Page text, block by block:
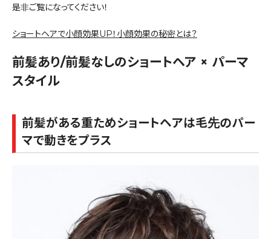
是非ご覧になってください！
ショートヘアで小顔効果UP！小顔効果の秘密とは？
前髪あり/前髪なしのショートヘア × パーマ
スタイル
前髪がある重ためショートヘアは毛先のパー
マで動きをプラス